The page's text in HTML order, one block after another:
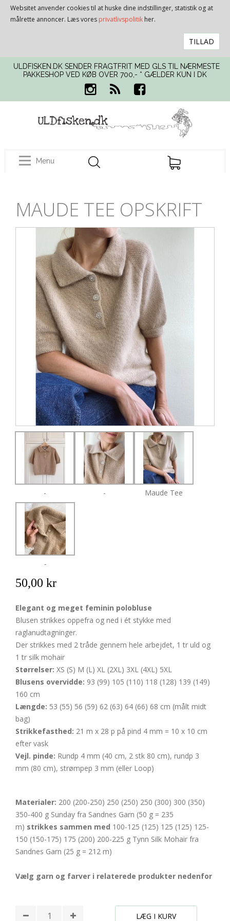
Websitet anvender cookies til at huske dine indstillinger, statistik og at
målrette annoncer. Læs vores privatlivspolitik her.
TILLAD
ULDFISKEN.DK SENDER FRAGTFRIT MED GLS TIL NÆRMESTE
PAKKESHOP VED KØB OVER 700,- * GÆLDER KUN I DK
Menu
MAUDE TEE OPSKRIFT
- - Maude Tee
-
50,00 kr
Elegant og meget feminin polobluse
Blusen strikkes oppefra og ned i ét stykke med
raglanudtagninger.
Der strikkes med 2 tråde gennem hele arbejdet, 1 tr uld og
1 tr silk mohair
Størrelser:XS (S) M (L) XL (2XL) 3XL (4XL) 5XL
Blusens overvidde: 93 (99) 105 (110) 118 (128) 139 (149)
160 cm
Længde: 53 (55) 56 (59) 62 (63) 64 (66) 68 cm (målt midt
bag)
Strikkefasthed: 21 m x 28 p på pind 4 mm = 10 x 10 cm
efter vask
Vejl. pinde: Rundp 4 mm (40 cm, 2 stk 80 cm), rundp 3
mm (80 cm), strømpep 3 mm (eller Loop)
Materialer: 200 (200-250) 250 (250) 250 (300) 300 (350)
350-400 g Sunday fra Sandnes Garn (50 g = 235
m) strikkes sammen med 100-125 (125) 125 (125) 125-
150 (150-175) 175 (200) 200-225 g Tynn Silk Mohair fra
Sandnes Garn (25 g = 212 m)
Vælg garn og farver i relaterede produkter nedenfor
LÆG I KURV